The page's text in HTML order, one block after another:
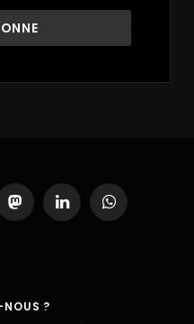
MastodonLinkedInWhatsApp
?